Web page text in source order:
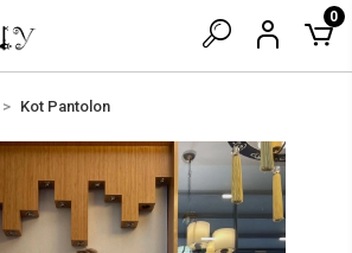
0
Kot Pantolon